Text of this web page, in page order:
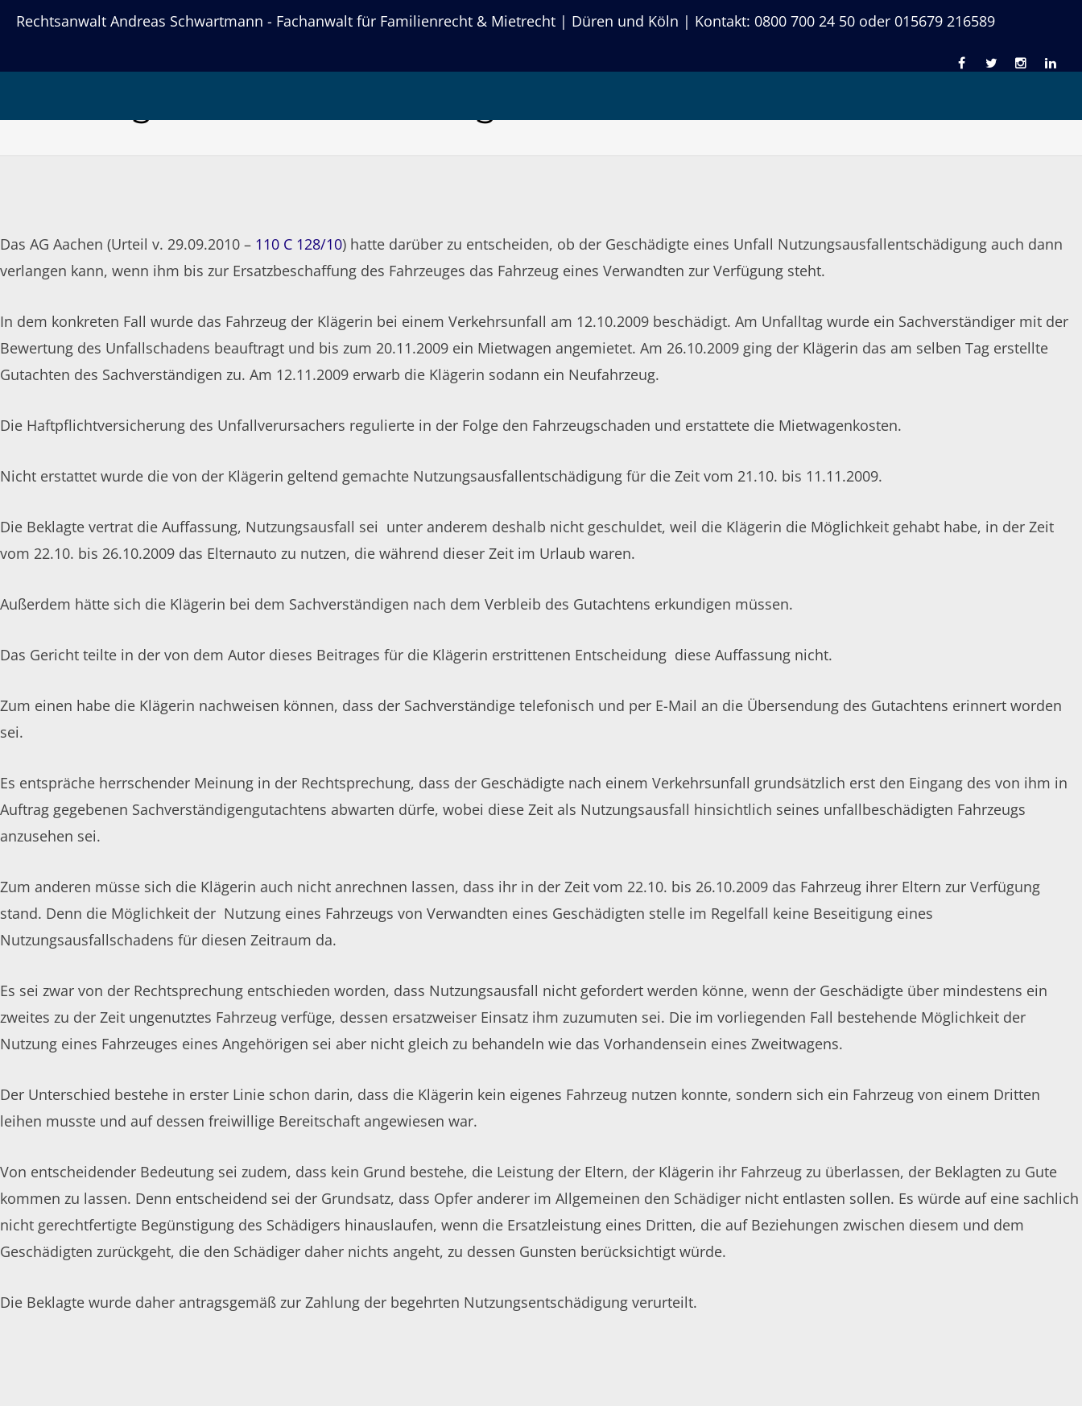
Rechtsanwalt Andreas Schwartmann - Fachanwalt für Familienrecht & Mietrecht | Düren und Köln | Kontakt: 0800 700 24 50 oder 015679 216589
Das AG Aachen (Urteil v. 29.09.2010 – 110 C 128/10) hatte darüber zu entscheiden, ob der Geschädigte eines Unfall Nutzungsausfallentschädigung auch dann
verlangen kann, wenn ihm bis zur Ersatzbeschaffung des Fahrzeuges das Fahrzeug eines Verwandten zur Verfügung steht.
In dem konkreten Fall wurde das Fahrzeug der Klägerin bei einem Verkehrsunfall am 12.10.2009 beschädigt. Am Unfalltag wurde ein Sachverständiger mit der
Bewertung des Unfallschadens beauftragt und bis zum 20.11.2009 ein Mietwagen angemietet. Am 26.10.2009 ging der Klägerin das am selben Tag erstellte
Gutachten des Sachverständigen zu. Am 12.11.2009 erwarb die Klägerin sodann ein Neufahrzeug.
Die Haftpflichtversicherung des Unfallverursachers regulierte in der Folge den Fahrzeugschaden und erstattete die Mietwagenkosten.
Nicht erstattet wurde die von der Klägerin geltend gemachte Nutzungsausfallentschädigung für die Zeit vom 21.10. bis 11.11.2009.
Die Beklagte vertrat die Auffassung, Nutzungsausfall sei unter anderem deshalb nicht geschuldet, weil die Klägerin die Möglichkeit gehabt habe, in der Zeit
vom 22.10. bis 26.10.2009 das Elternauto zu nutzen, die während dieser Zeit im Urlaub waren.
Außerdem hätte sich die Klägerin bei dem Sachverständigen nach dem Verbleib des Gutachtens erkundigen müssen.
Das Gericht teilte in der von dem Autor dieses Beitrages für die Klägerin erstrittenen Entscheidung diese Auffassung nicht.
Zum einen habe die Klägerin nachweisen können, dass der Sachverständige telefonisch und per E-Mail an die Übersendung des Gutachtens erinnert worden
sei.
Es entspräche herrschender Meinung in der Rechtsprechung, dass der Geschädigte nach einem Verkehrsunfall grundsätzlich erst den Eingang des von ihm in
Auftrag gegebenen Sachverständigengutachtens abwarten dürfe, wobei diese Zeit als Nutzungsausfall hinsichtlich seines unfallbeschädigten Fahrzeugs
anzusehen sei.
Zum anderen müsse sich die Klägerin auch nicht anrechnen lassen, dass ihr in der Zeit vom 22.10. bis 26.10.2009 das Fahrzeug ihrer Eltern zur Verfügung
stand. Denn die Möglichkeit der Nutzung eines Fahrzeugs von Verwandten eines Geschädigten stelle im Regelfall keine Beseitigung eines
Nutzungsausfallschadens für diesen Zeitraum da.
Es sei zwar von der Rechtsprechung entschieden worden, dass Nutzungsausfall nicht gefordert werden könne, wenn der Geschädigte über mindestens ein
zweites zu der Zeit ungenutztes Fahrzeug verfüge, dessen ersatzweiser Einsatz ihm zuzumuten sei. Die im vorliegenden Fall bestehende Möglichkeit der
Nutzung eines Fahrzeuges eines Angehörigen sei aber nicht gleich zu behandeln wie das Vorhandensein eines Zweitwagens.
Der Unterschied bestehe in erster Linie schon darin, dass die Klägerin kein eigenes Fahrzeug nutzen konnte, sondern sich ein Fahrzeug von einem Dritten
leihen musste und auf dessen freiwillige Bereitschaft angewiesen war.
Von entscheidender Bedeutung sei zudem, dass kein Grund bestehe, die Leistung der Eltern, der Klägerin ihr Fahrzeug zu überlassen, der Beklagten zu Gute
kommen zu lassen. Denn entscheidend sei der Grundsatz, dass Opfer anderer im Allgemeinen den Schädiger nicht entlasten sollen. Es würde auf eine sachlich
nicht gerechtfertigte Begünstigung des Schädigers hinauslaufen, wenn die Ersatzleistung eines Dritten, die auf Beziehungen zwischen diesem und dem
Geschädigten zurückgeht, die den Schädiger daher nichts angeht, zu dessen Gunsten berücksichtigt würde.
Die Beklagte wurde daher antragsgemäß zur Zahlung der begehrten Nutzungsentschädigung verurteilt.